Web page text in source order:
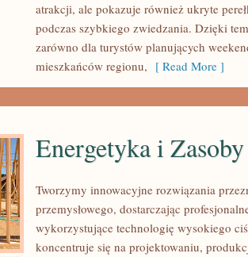
atrakcji, ale pokazuje również ukryte
podczas szybkiego zwiedzania. Dzięki
zarówno dla turystów planujących
mieszkańców regionu, [ Read More ]
Energetyka i Zasoby
Tworzymy innowacyjne rozwiązania
przemysłowego, dostarczając
wykorzystujące technologię wysokiego
koncentruje się na projektowaniu,